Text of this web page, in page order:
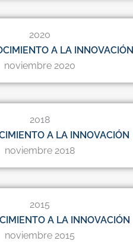
2020
A LA INNOVACIÓN
noviembre 2020
2018
A LA INNOVACIÓN
noviembre 2018
2015
A LA INNOVACIÓN
noviembre 2015